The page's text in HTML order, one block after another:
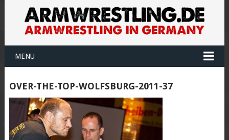
MENU
OVER-THE-TOP-WOLFSBURG-2011-37